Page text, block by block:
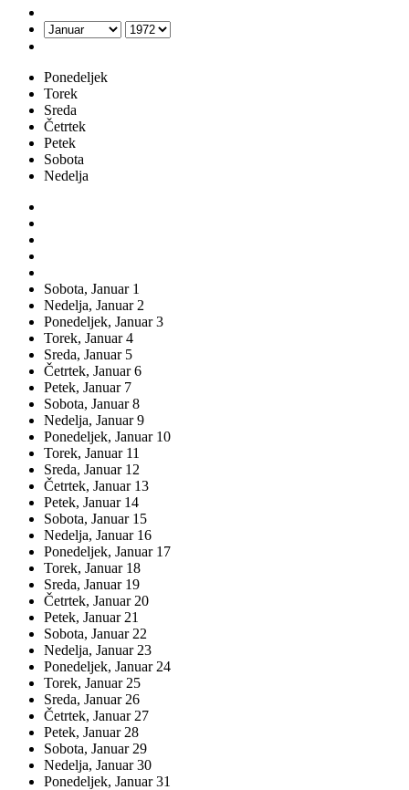
Ponedeljek
Torek
Sreda
Četrtek
Petek
Sobota
Nedelja
Sobota, Januar1
Nedelja, Januar2
Ponedeljek, Januar3
Torek, Januar4
Sreda, Januar5
Četrtek, Januar6
Petek, Januar7
Sobota, Januar8
Nedelja, Januar9
Ponedeljek, Januar10
Torek, Januar11
Sreda, Januar12
Četrtek, Januar13
Petek, Januar14
Sobota, Januar15
Nedelja, Januar16
Ponedeljek, Januar17
Torek, Januar18
Sreda, Januar19
Četrtek, Januar20
Petek, Januar21
Sobota, Januar22
Nedelja, Januar23
Ponedeljek, Januar24
Torek, Januar25
Sreda, Januar26
Četrtek, Januar27
Petek, Januar28
Sobota, Januar29
Nedelja, Januar30
Ponedeljek, Januar31